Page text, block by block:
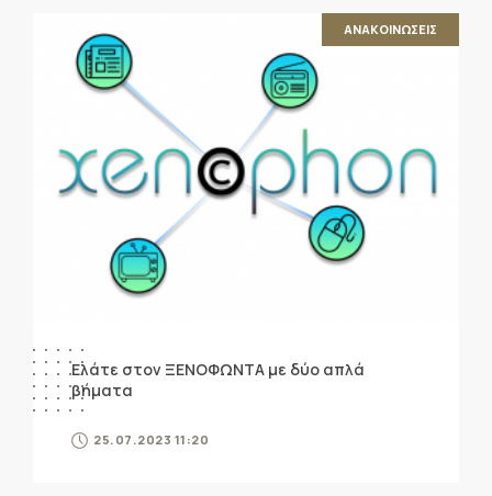
ΑΝΑΚΟΙΝΩΣΕΙΣ
Ελάτε στον ΞΕΝΟΦΩΝΤΑ με δύο απλά
βήματα
25.07.2023 11:20